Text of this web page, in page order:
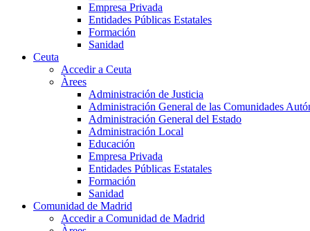
Empresa Privada
Entidades Públicas Estatales
Formación
Sanidad
Ceuta
Accedir a Ceuta
Àrees
Administración de Justicia
Administración General de las Comunidades
Administración General del Estado
Administración Local
Educación
Empresa Privada
Entidades Públicas Estatales
Formación
Sanidad
Comunidad de Madrid
Accedir a Comunidad de Madrid